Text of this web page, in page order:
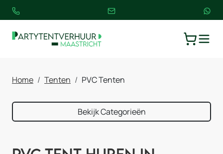
Home Tenten PVC Tenten
Bekijk Categorieën